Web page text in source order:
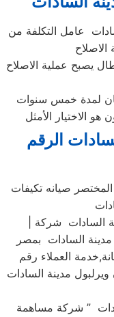
عامل التكلفة من
يصبح عملية الاصلاح
لمدة خمس سنوات
الرقم
صيانه تكيفات
السادات بمصر
العملاء رقم
مدينة السادات
” شركة مساهمة